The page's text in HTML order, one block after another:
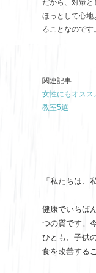
だから、対策と
ほっとして心地
ることなのです。
関連記事
女性にもオスス
教室5選
「私たちは、
健康でいちば
つの質です。
ひとも、子供
食を改善する